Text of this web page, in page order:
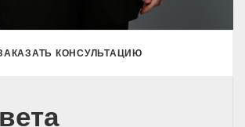
КОНСУЛЬТАЦИЮ